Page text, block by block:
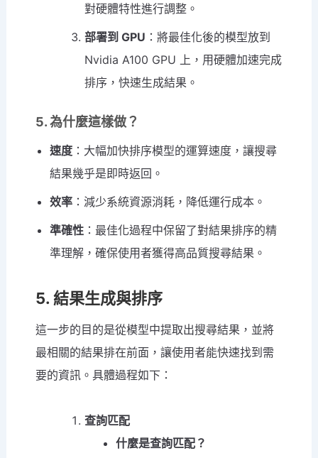
對硬體特性進行調整。
部署到 GPU ：將最佳化後的模型放到
Nvidia A100 GPU 上，用硬體加速完成
排序，快速生成結果。
5. 為什麼這樣做？
速度：大幅加快排序模型的運算速度，讓搜尋
結果幾乎是即時返回。
效率：減少系統資源消耗，降低運行成本。
準確性：最佳化過程中保留了對結果排序的精
準理解，確保使用者獲得高品質搜尋結果。
5. 結果生成與排序
這一步的目的是從模型中提取出搜尋結果，並將
最相關的結果排在前面，讓使用者能快速找到需
要的資訊。具體過程如下：
查詢匹配
什麼是查詢匹配？